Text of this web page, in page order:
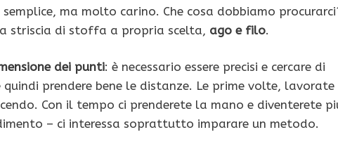
ma molto carino. Che cosa dobbiamo
striscia di stoffa a propria scelta, ago e filo.
dei punti: è necessario essere precisi e cercare di
prendere bene le distanze. Le prime volte, lavorate
Con il tempo ci prenderete la mano e diventerete
– ci interessa soprattutto imparare un metodo.